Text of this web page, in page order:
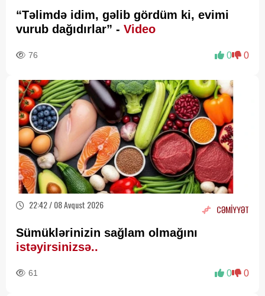
“Təlimdə idim, gəlib gördüm ki, evimi
vurub dağıdırlar” - Video
76 0 0
22:42 / 08 Avqust 2026 CƏMİYYƏT
Sümüklərinizin sağlam olmağını
istəyirsinizsə..
61 0 0